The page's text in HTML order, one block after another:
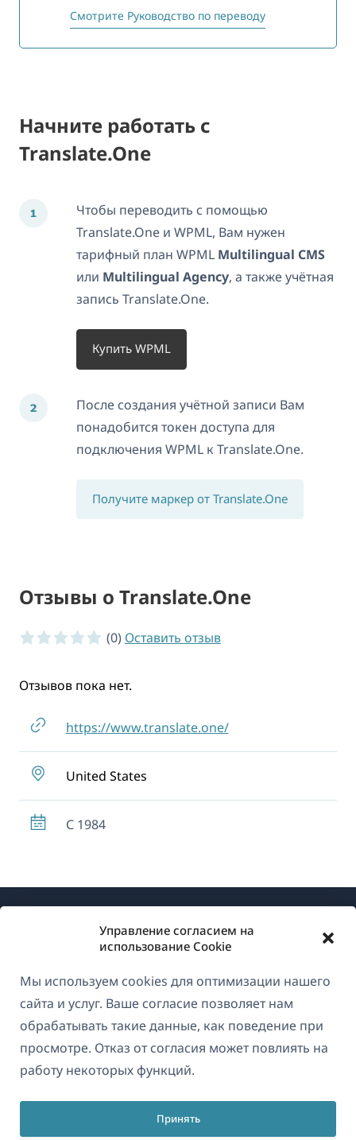
Управление согласием на
использование Cookie
Мы используем cookies для оптимизации нашего
сайта и услуг. Ваше согласие позволяет нам
обрабатывать такие данные, как поведение при
просмотре. Отказ от согласия может повлиять на
работу некоторых функций.
Принять
Смотрите Руководство по переводу
Начните работать с
Translate.One
Чтобы переводить с помощью
Translate.One и WPML, Вам нужен
тарифный план WPML Multilingual CMS
или Multilingual Agency, а также учётная
запись Translate.One.
Купить WPML
После создания учётной записи Вам
понадобится токен доступа для
подключения WPML к Translate.One.
Получите маркер от Translate.One
Отзывы о Translate.One
0 of 5 stars
(0) Оставить отзыв
Отзывов пока нет.
https://www.translate.one/
United States
С 1984
Русский
О WPML
GDPR и политика конфиденциальности
Присоединяйтесь к нашей команде
(открывается
в
новом
в
новом
в